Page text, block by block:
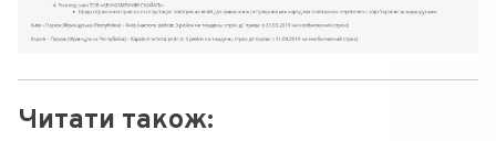
Читати також: